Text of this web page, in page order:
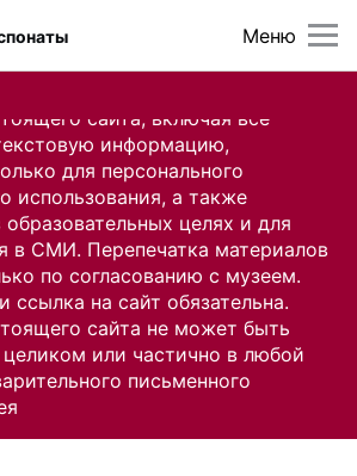
сайта, включая все
информацию,
для персонального
использования, а также
образовательных целях и для
в СМИ. Перепечатка материалов
по согласованию с музеем.
ссылка на сайт обязательна.
сайта не может быть
или частично в любой
письменного
Меню